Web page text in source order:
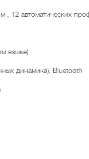
, 12 автоматических
языке)
динамика), Bluetooth